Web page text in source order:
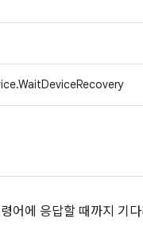
어에 응답할 때까지 기